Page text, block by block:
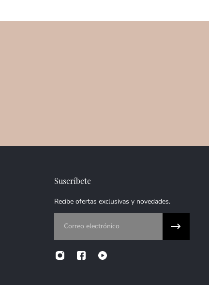
Suscríbete
Recibe ofertas exclusivas y novedades.